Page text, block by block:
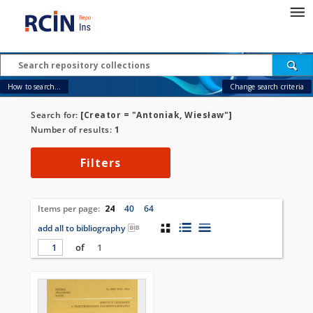
How to search... Change search criteria
Search for: [Creator = "Antoniak, Wiesław"]
Number of results: 1
Filters
Items per page: 24 40
64
add all to bibliography
of
1